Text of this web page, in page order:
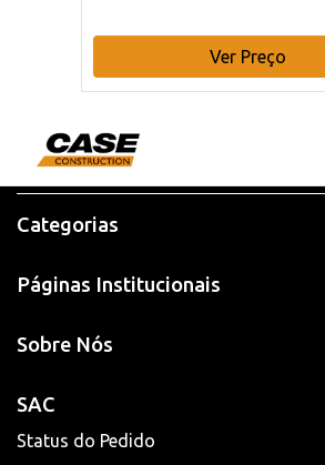
Ver Preço
Categorias
Páginas Institucionais
Sobre Nós
SAC
Status do Pedido